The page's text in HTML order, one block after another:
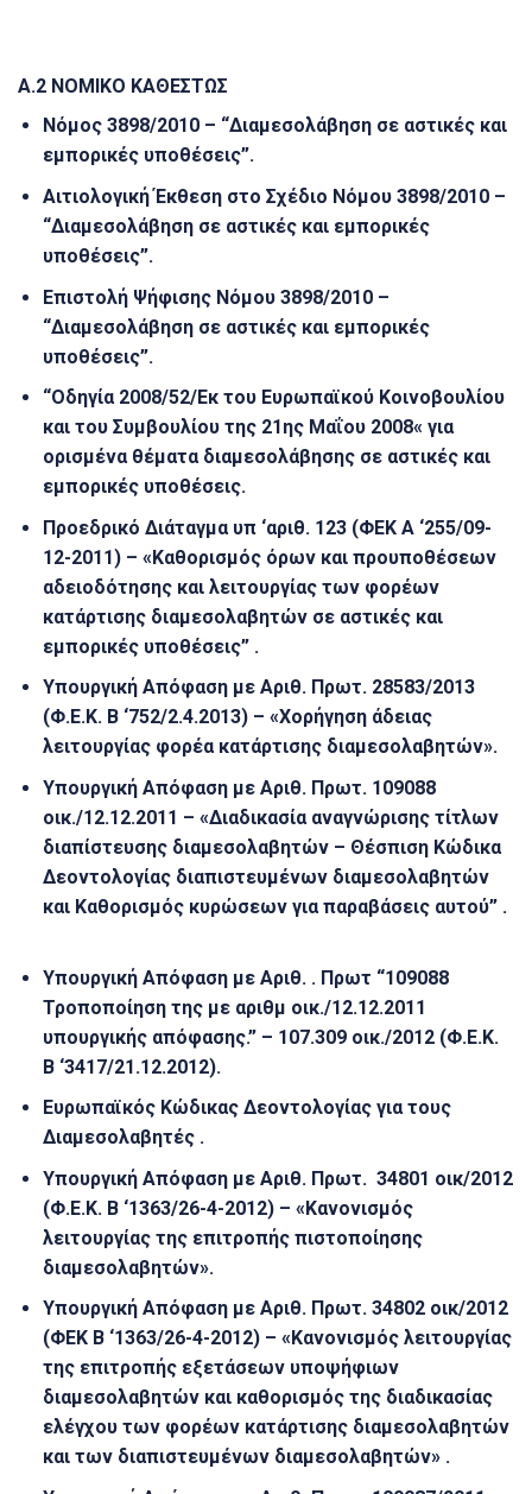
Α.2 ΝΟΜΙΚΟ ΚΑΘΕΣΤΩΣ
Νόμος 3898/2010 – “Διαμεσολάβηση σε αστικές και
εμπορικές υποθέσεις”.
Αιτιολογική Έκθεση στο Σχέδιο Νόμου 3898/2010 –
“Διαμεσολάβηση σε αστικές και εμπορικές
υποθέσεις”.
Επιστολή Ψήφισης Νόμου 3898/2010 –
“Διαμεσολάβηση σε αστικές και εμπορικές
υποθέσεις”.
“Οδηγία 2008/52/Εκ του Ευρωπαϊκού Κοινοβουλίου
και του Συμβουλίου της 21ης ​​Μαΐου 2008« για
ορισμένα θέματα διαμεσολάβησης σε αστικές και
εμπορικές υποθέσεις.
Προεδρικό Διάταγμα υπ ‘αριθ. 123 (ΦΕΚ Α ‘255/09-
12-2011) – «Καθορισμός όρων και προυποθέσεων
αδειοδότησης και λειτουργίας των φορέων
κατάρτισης διαμεσολαβητών σε αστικές και
εμπορικές υποθέσεις” .
Υπουργική Απόφαση με Αριθ. Πρωτ. 28583/2013
(Φ.Ε.Κ. Β ‘752/2.4.2013) – «Χορήγηση άδειας
λειτουργίας φορέα κατάρτισης διαμεσολαβητών».
Υπουργική Απόφαση με Αριθ. Πρωτ. 109088
οικ./12.12.2011 – «Διαδικασία αναγνώρισης τίτλων
διαπίστευσης διαμεσολαβητών – Θέσπιση Κώδικα
Δεοντολογίας διαπιστευμένων διαμεσολαβητών
και Καθορισμός κυρώσεων για παραβάσεις αυτού”.
Υπουργική Aπόφαση με Αριθ. . Πρωτ “109088
Τροποποίηση της με αριθμ οικ./12.12.2011
υπουργικής απόφασης.” – 107.309 οικ./2012 (Φ.Ε.Κ.
Β ‘3417/21.12.2012).
Ευρωπαϊκός Κώδικας Δεοντολογίας για τους
Διαμεσολαβητές.
Υπουργική Απόφαση με Αριθ. Πρωτ. 34801 οικ/2012
(Φ.Ε.Κ. Β ‘1363/26-4-2012) – «Κανονισμός
λειτουργίας της επιτροπής πιστοποίησης
διαμεσολαβητών».
Υπουργική Απόφαση με Αριθ. Πρωτ. 34802 οικ/2012
(ΦΕΚ Β ‘1363/26-4-2012) – «Κανονισμός λειτουργίας
της επιτροπής εξετάσεων υποψήφιων
διαμεσολαβητών και καθορισμός της διαδικασίας
ελέγχου των φορέων κατάρτισης διαμεσολαβητών
και των διαπιστευμένων διαμεσολαβητών».